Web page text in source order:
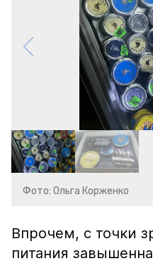
Фото: Ольга Корженко
Впрочем, с точки
питания